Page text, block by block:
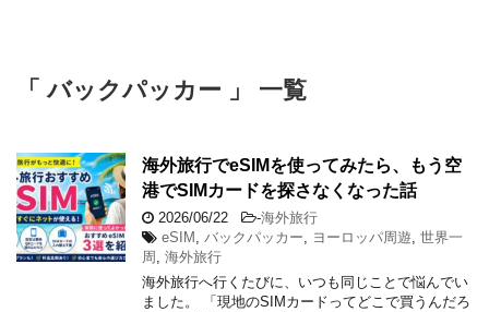
「 バックパッカー 」 一覧
海外旅行でeSIMを使ってみたら、もう空
港でSIMカードを探さなくなった話
2026/06/22 -海外旅行
eSIM , バックパッカー, ヨーロッパ周遊, 世界一
周 , 海外旅行
海外旅行へ行くたびに、いつも同じことで悩んでい
ました。 「現地のSIMカードってどこで買うんだろ